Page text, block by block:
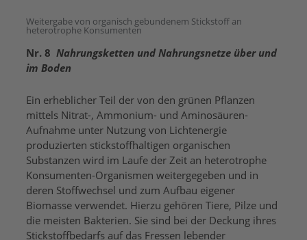
Weitergabe von organisch gebundenem Stickstoff an
heterotrophe Konsumenten
Nr. 8 Nahrungsketten und Nahrungsnetze über und
im Boden
Ein erheblicher Teil der von den grünen Pflanzen
mittels Nitrat-, Ammonium- und Aminosäuren-
Aufnahme unter Nutzung von Lichtenergie
produzierten stickstoffhaltigen organischen
Substanzen wird im Laufe der Zeit an heterotrophe
Konsumenten-Organismen weitergegeben und in
deren Stoffwechsel und zum Aufbau eigener
Biomasse verwendet. Hierzu gehören Tiere, Pilze und
die meisten Bakterien. Sie sind bei der Deckung ihres
Stickstoffbedarfs auf das Fressen lebender